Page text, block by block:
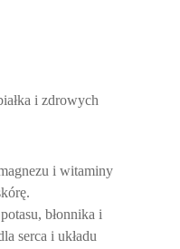
i zdrowych
i witaminy
błonnika i
serca i układu